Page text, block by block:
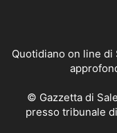
Quotidiano on line
© Gazzetta di
presso tribunale